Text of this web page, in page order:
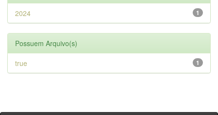
1
2024
Possuem Arquivo(s)
1
true